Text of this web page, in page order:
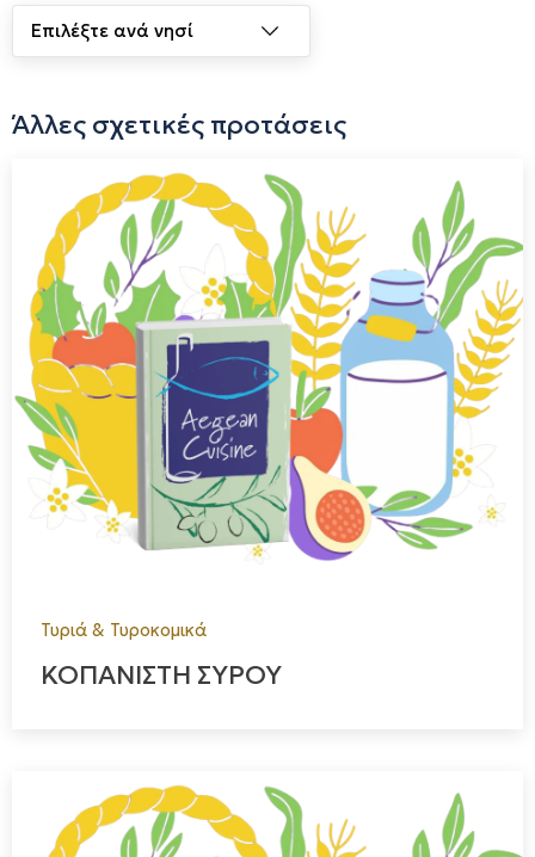
γαλακτοπαραγωγής στην Ελλάδα με πιστοποιητικό
καλής μεταχείρισης και ευζωίας των ζώων από τον
Certified).
Τα προϊόντα μας βρίσκονται σε μεγάλες και μικρές
αλυσίδες σούπερ μάρκετ σε όλη την Ελλάδα αλλά και
σε delicatessen και επιλεγμένα καταστήματα.
Άλλες σχετικές προτάσεις
Τυριά & Τυροκομικά
ΚΟΠΑΝΙΣΤΗ ΣΥΡΟΥ